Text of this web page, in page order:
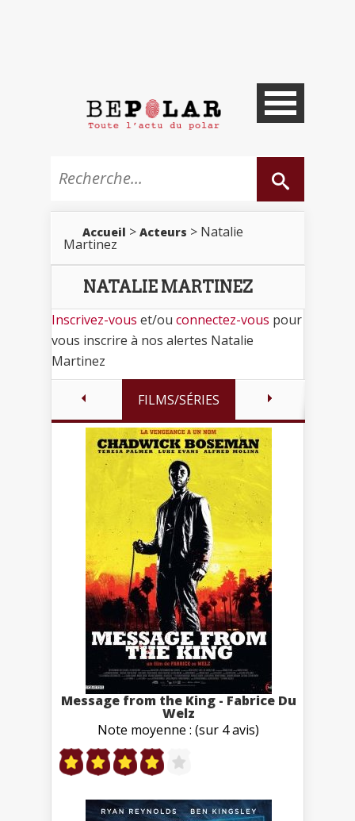
Accueil > Acteurs > Natalie
Martinez
NATALIE MARTINEZ
Inscrivez-vous et/ou connectez-vous pour
vous inscrire à nos alertes Natalie
Martinez
FILMS/SÉRIES
Message from the King - Fabrice Du
Welz
Note moyenne : (sur 4 avis)